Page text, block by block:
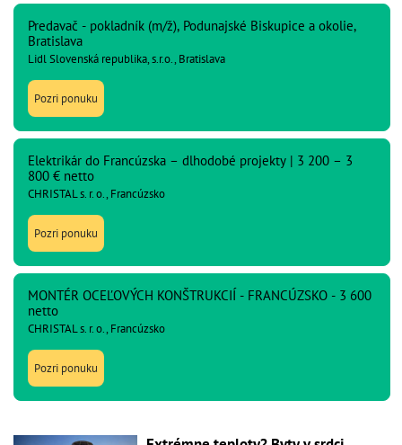
Predavač - pokladník (m/ž), Podunajské Biskupice a okolie,
Bratislava
Lidl Slovenská republika, s.r.o., Bratislava
Pozri ponuku
Elektrikár do Francúzska – dlhodobé projekty | 3 200 – 3
800 € netto
CHRISTAL s. r. o., Francúzsko
Pozri ponuku
MONTÉR OCEĽOVÝCH KONŠTRUKCIÍ - FRANCÚZSKO - 3 600
netto
CHRISTAL s. r. o., Francúzsko
Pozri ponuku